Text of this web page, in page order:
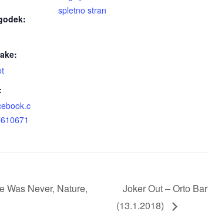
spletno stran
Was Never, Nature,
Joker Out – Orto Bar
(13.1.2018)